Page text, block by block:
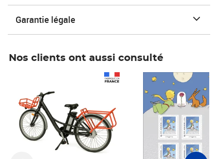
Garantie légale
Nos clients ont aussi consulté
Prix 7,50€